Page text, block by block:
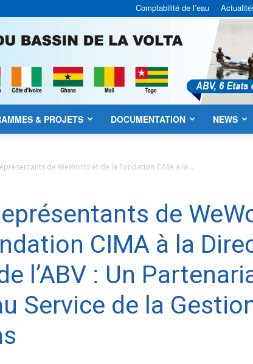
Comptabilité de l’eau
& PROJETS DOCUMENTATION NEWS
de WeWorld et de la Fondation CIMA à la...
de
CIMA à la
l’ABV : Un
Service de la